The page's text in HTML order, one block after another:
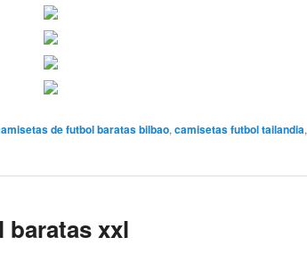
de futbol baratas bilbao, camisetas futbol tailandia,
baratas xxl